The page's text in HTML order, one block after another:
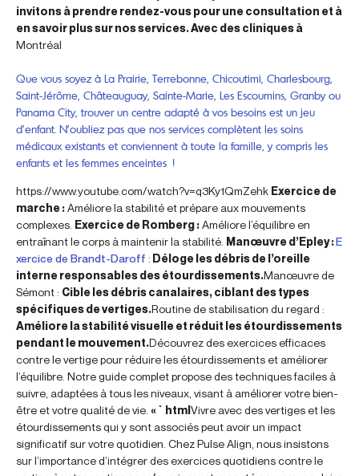
invitons à prendre rendez-vous pour une consultation et à
en savoir plus sur nos services. Avec des cliniques à
Montréal
Que vous soyez à La Prairie, Terrebonne, Chicoutimi, Charlesbourg,
Saint-Jérôme, Châteauguay, Sainte-Marie, Les Escoumins, Granby ou
Panama City, trouver un centre adapté à vos besoins est un jeu
d’enfant. N’oubliez pas que nos services complètent les soins
médicaux existants et conviennent à toute la famille, y compris les
enfants et les femmes enceintes !
https://www.youtube.com/watch?v=q3Ky1QmZehk Exercice de
marche :Améliore la stabilité et prépare aux mouvements
complexes. Exercice de Romberg :Améliore l’équilibre en
entraînant le corps à maintenir la stabilité. Manœuvre d’Epley :E
xercice de Brandt-Daroff : Déloge les débris de l’oreille
interne responsables des étourdissements.Manœuvre de
Sémont : Cible les débris canalaires, ciblant des types
spécifiques de vertiges.Routine de stabilisation du regard :
Améliore la stabilité visuelle et réduit les étourdissements
pendant le mouvement.Découvrez des exercices efficaces
contre le vertige pour réduire les étourdissements et améliorer
l’équilibre. Notre guide complet propose des techniques faciles à
suivre, adaptées à tous les niveaux, visant à améliorer votre bien-
être et votre qualité de vie. « `htmlVivre avec des vertiges et les
étourdissements qui y sont associés peut avoir un impact
significatif sur votre quotidien. Chez Pulse Align, nous insistons
sur l’importance d’intégrer des exercices quotidiens contre le